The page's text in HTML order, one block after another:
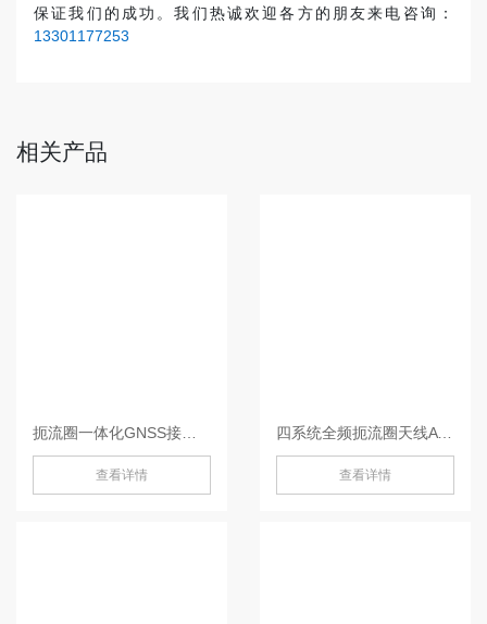
保证我们的成功。我们热诚欢迎各方的朋友来电咨询：
13301177253
相关产品
查看详情
四系统全频扼流圈天线AT600-AT600
查看详情